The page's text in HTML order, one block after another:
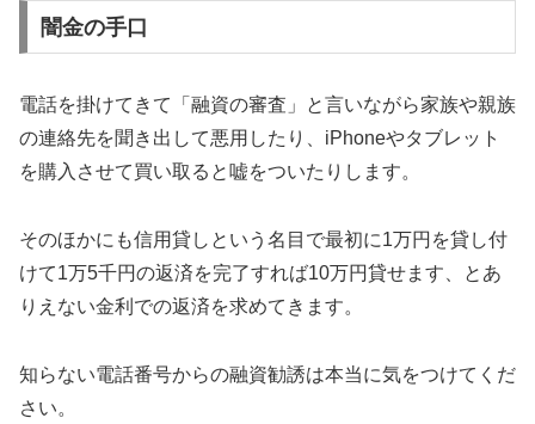
闇金の手口
電話を掛けてきて「融資の審査」と言いながら家族や親族
の連絡先を聞き出して悪用したり、iPhoneやタブレット
を購入させて買い取ると嘘をついたりします。
そのほかにも信用貸しという名目で最初に1万円を貸し付
けて1万5千円の返済を完了すれば10万円貸せます、とあ
りえない金利での返済を求めてきます。
知らない電話番号からの融資勧誘は本当に気をつけてくだ
さい。